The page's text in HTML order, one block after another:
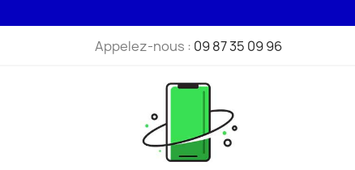
Appelez-nous : 09 87 35 09 96